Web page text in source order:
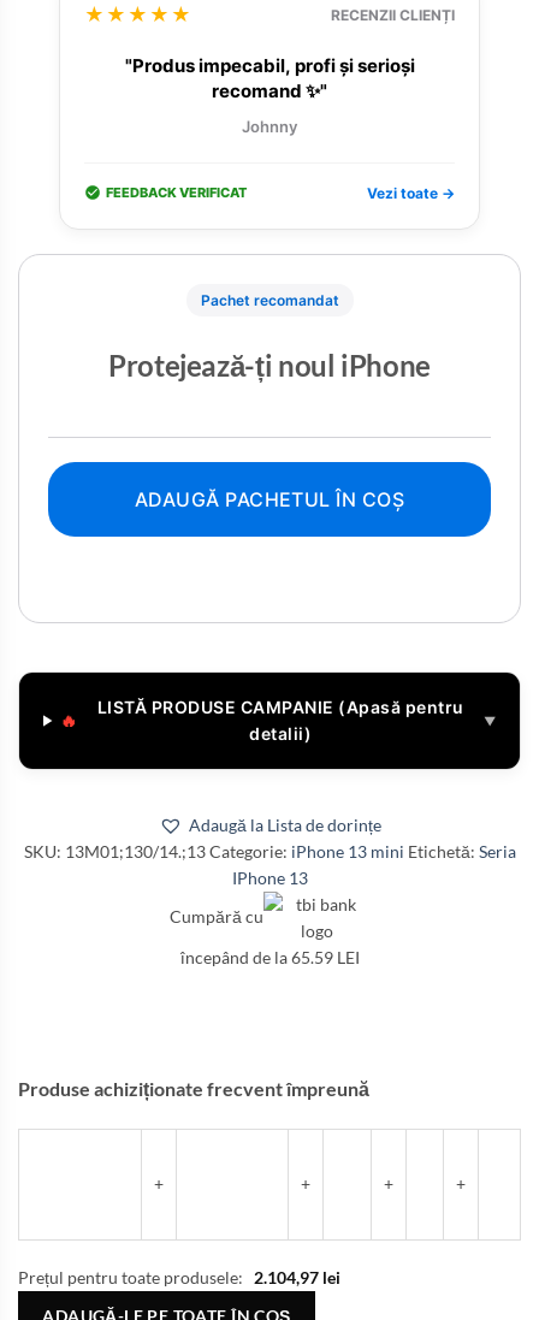
★★★★★ RECENZII CLIENȚI
"Produs impecabil, profi și serioși
recomand ✨"
Johnny
FEEDBACK VERIFICAT Vezi toate →
Pachet recomandat
Protejează-ți noul iPhone
ADAUGĂ PACHETUL ÎN COȘ
🔥
LISTĂ PRODUSE CAMPANIE (Apasă pentru
detalii)
▼
Adaugă la Lista de dorințe
SKU: 13M01;130/14.;13 Categorie: iPhone 13 mini Etichetă: Seria
IPhone 13
Cumpără cu
începând de la 65.59 LEI
Produse achiziționate frecvent împreună
+ + + +
Prețul pentru toate produsele: 2.104,97 lei
ADAUGĂ-LE PE TOATE ÎN COȘ